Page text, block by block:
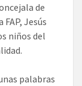
de
Jesús
niños del
palabras